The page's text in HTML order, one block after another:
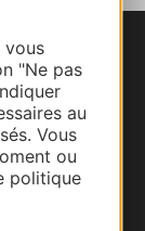
vous
"Ne pas
au
Vous
ou
politique